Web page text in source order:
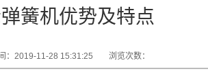
簧机优势及特点
：2019-11-28 15:31:25 浏览次数：